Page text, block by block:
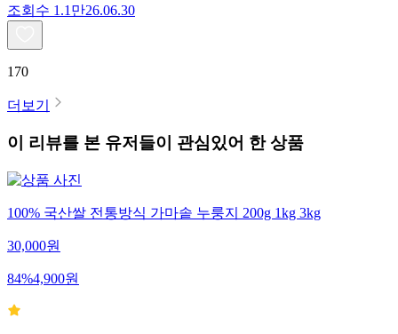
조회수 1.1만26.06.30
170
더보기
이 리뷰를 본 유저들이 관심있어 한 상품
100% 국산쌀 전통방식 가마솥 누룽지 200g 1kg 3kg
30,000원
84%4,900원